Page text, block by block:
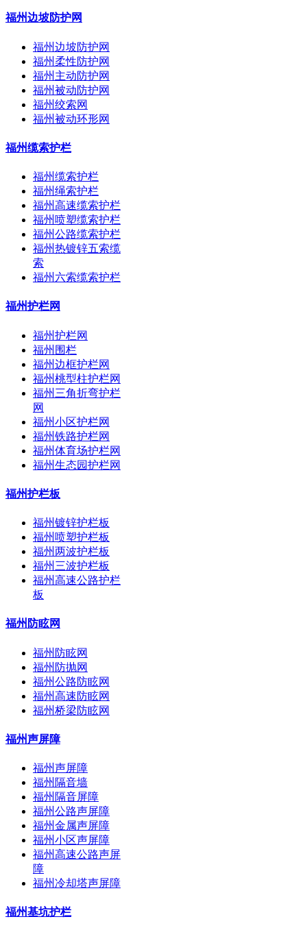
福州边坡防护网
福州边坡防护网
福州柔性防护网
福州主动防护网
福州被动防护网
福州绞索网
福州被动环形网
福州缆索护栏
福州缆索护栏
福州绳索护栏
福州高速缆索护栏
福州喷塑缆索护栏
福州公路缆索护栏
福州热镀锌五索缆
索
福州六索缆索护栏
福州护栏网
福州护栏网
福州围栏
福州边框护栏网
福州桃型柱护栏网
福州三角折弯护栏
网
福州小区护栏网
福州铁路护栏网
福州体育场护栏网
福州生态园护栏网
福州护栏板
福州镀锌护栏板
福州喷塑护栏板
福州两波护栏板
福州三波护栏板
福州高速公路护栏
板
福州防眩网
福州防眩网
福州防抛网
福州公路防眩网
福州高速防眩网
福州桥梁防眩网
福州声屏障
福州声屏障
福州隔音墙
福州隔音屏障
福州公路声屏障
福州金属声屏障
福州小区声屏障
福州高速公路声屏
障
福州冷却塔声屏障
福州基坑护栏